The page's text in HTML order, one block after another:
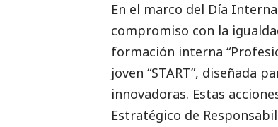
En el marco del Día
compromiso con la
formación interna
joven “START”, diseñada
innovadoras. Estas
Estratégico de